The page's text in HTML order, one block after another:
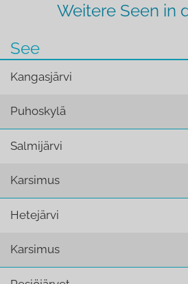
Weitere Seen in
See
Kangasjärvi
Puhoskylä
Salmijärvi
Karsimus
Hetejärvi
Karsimus